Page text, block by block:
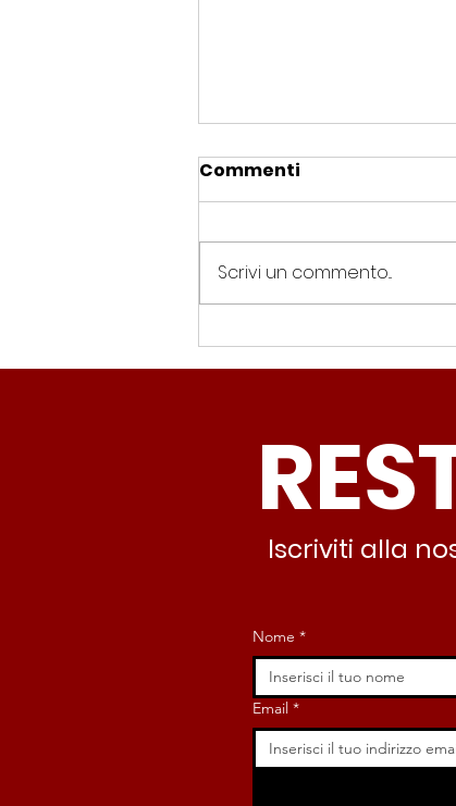
Spin Time, Colucci:
solo occupazione:
nessuno interviene”
Commenti
Scrivi un commento...
Iscriviti alla
Nome *
Email *